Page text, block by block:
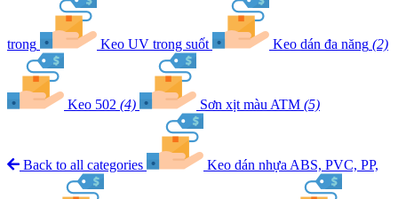
trong Keo UV trong suốt Keo dán đa năng (2)
Keo 502 (4) Sơn xịt màu ATM (5)
Back to all categories Keo dán nhựa ABS, PVC, PP,